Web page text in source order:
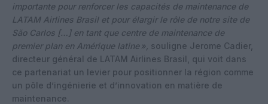
importante pour renforcer les capacités de maintenance de
LATAM Airlines Brasil et pour élargir le rôle de notre site de
São Carlos […] en tant que centre de maintenance de
premier plan en Amérique latine », souligne Jerome Cadier,
directeur général de LATAM Airlines Brasil, qui voit dans
ce partenariat un levier pour positionner la région comme
un pôle d’ingénierie et d’innovation en matière de
maintenance.